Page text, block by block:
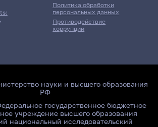
Политика обработки
персональных данных
Противодействие
коррупции
науки и высшего образования
РФ
государственное бюджетное
учреждение высшего образования
национальный исследовательский